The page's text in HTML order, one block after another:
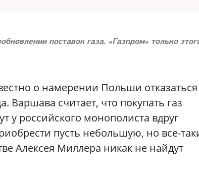
поставок газа. «Газпром» только
о намерении Польши отказаться
Варшава считает, что покупать газ
у российского монополиста вдруг
пусть небольшую, но все-
Алексея Миллера никак не найдут